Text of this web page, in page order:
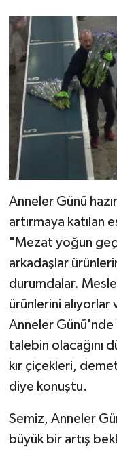
Anneler Günü
artırmaya katılan
"Mezat yoğun
arkadaşlar
durumdalar.
ürünlerini alıyorlar
Anneler
talebin olacağını
kır çiçekleri,
diye konuştu.
Semiz, Anneler
büyük bir artış